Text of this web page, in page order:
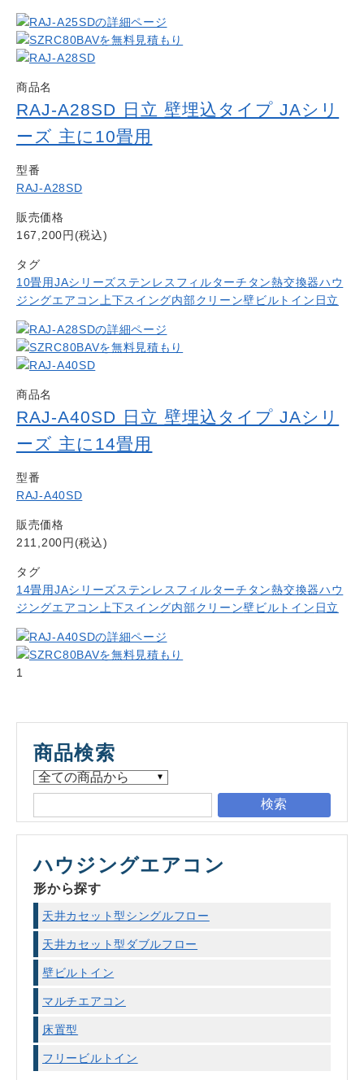
商品名
RAJ-A28SD 日立 壁埋込タイプ JAシリ
ーズ 主に10畳用
型番
RAJ-A28SD
販売価格
167,200円(税込)
タグ
10畳用JAシリーズステンレスフィルターチタン熱交換器ハウ
ジングエアコン 上下スイング内部クリーン壁ビルトイン 日立
商品名
RAJ-A40SD 日立 壁埋込タイプ JAシリ
ーズ 主に14畳用
型番
RAJ-A40SD
販売価格
211,200円(税込)
タグ
14畳用JAシリーズステンレスフィルターチタン熱交換器ハウ
ジングエアコン 上下スイング内部クリーン壁ビルトイン 日立
1
商品検索
検索
ハウジングエアコン
形から探す
天井カセット型シングルフロー
天井カセット型ダブルフロー
壁ビルトイン
マルチエアコン
床置型
フリービルトイン